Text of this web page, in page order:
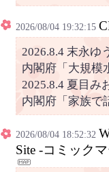
2026/08/04 19:32:15
2026.8.4 末永ゆ
内閣府「大規模
2025.8.4 夏目み
内閣府「家族で
2026/08/04 18:52:32
Site -コミック